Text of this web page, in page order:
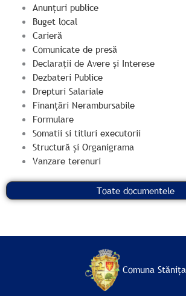
Anunțuri publice
Buget local
Carieră
Comunicate de presă
Declarații de Avere și Interese
Dezbateri Publice
Drepturi Salariale
Finanțări Nerambursabile
Formulare
Somatii si titluri executorii
Structură și Organigrama
Vanzare terenuri
Toate documentele
Comuna Stănița